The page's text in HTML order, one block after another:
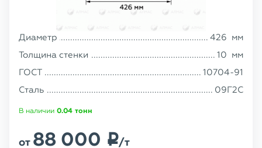
Диаметр 426 мм
Толщина стенки
10 мм
ГОСТ
10704-91
Сталь
09Г2С
В наличии 0.04 тонн
от 88 000 p/т